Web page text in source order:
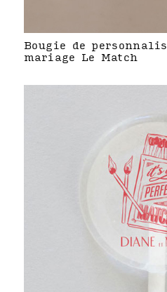
Bougie de
mariage Le Match